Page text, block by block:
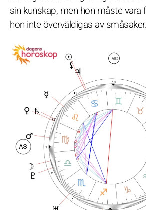
sin kunskap, men hon måste vara
hon inte överväldigas av småsaker.